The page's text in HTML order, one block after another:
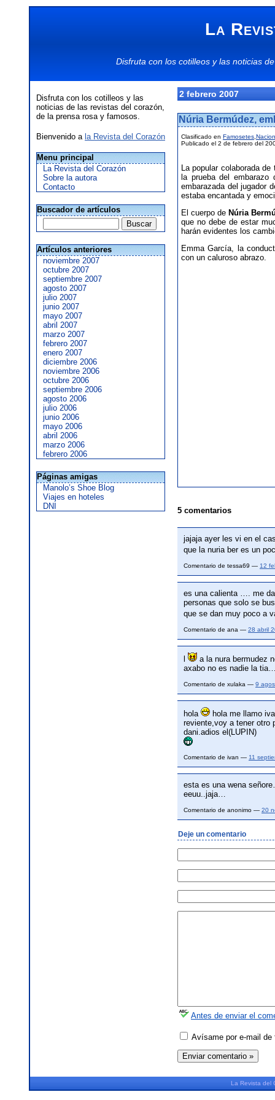
La
Disfruta con los cotilleosy las noticias
Disfruta con los cotilleos y las
noticias de las revistas del corazón,
de la prensa rosa y famosos.
Bienvenido a la Revista del Corazón
Menu principal
La Revista del Corazón
Sobre la autora
Contacto
Buscador de artículos
Artículos anteriores
noviembre 2007
octubre 2007
septiembre 2007
agosto 2007
julio 2007
junio 2007
mayo 2007
abril 2007
marzo 2007
febrero 2007
enero 2007
diciembre 2006
noviembre 2006
octubre 2006
septiembre 2006
agosto 2006
julio 2006
junio 2006
mayo 2006
abril 2006
marzo 2006
febrero 2006
Páginas amigas
Manolo’s Shoe Blog
Viajes en hoteles
DNI
2 febrero 2007
Núria Bermúdez,
Clasificado en Famosetes
Publicado el 2 de febrero del
La popular colaborada
la prueba del
embarazada del jugador
estaba encantada y
El cuerpo de Núria
que no debe de estar
harán evidentes los
Emma García, la
con un caluroso abrazo.
5 comentarios
jajaja ayer les vi en el
que la nuria ber es un
Comentario de tessa69 — 12
es una calienta …. me
personas que solo se
que se dan muy poco a
Comentario de ana — 28 abril
a la nura bermudez
axabo no es nadie la
Comentario de xulaka — 9
hola
hola me llamo
reviente,voy a tener otro
dani.adios el(LUPIN)
Comentario de ivan — 11
esta es una wena
eeuu..jaja…
Comentario de anonimo — 20
Deje un comentario
Antes de enviar el
Avísame por e-mail de
La Revista del